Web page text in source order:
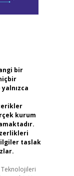
bir
kurum
taslak
Teknolojileri